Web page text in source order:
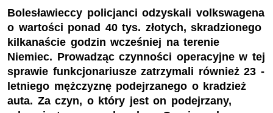
Bolesławieccy policjanci odzyskali volkswagena
o wartości ponad 40 tys. złotych, skradzionego
kilkanaście godzin wcześniej na terenie
Niemiec. Prowadząc czynności operacyjne w tej
sprawie funkcjonariusze zatrzymali również 23 -
letniego mężczyznę podejrzanego o kradzież
auta. Za czyn, o który jest on podejrzany,